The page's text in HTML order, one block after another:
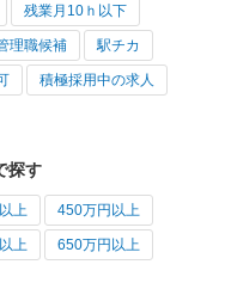
残業月10ｈ以下
理職候補 駅チカ
積極採用中の求人
探す
上 450万円以上
上 650万円以上